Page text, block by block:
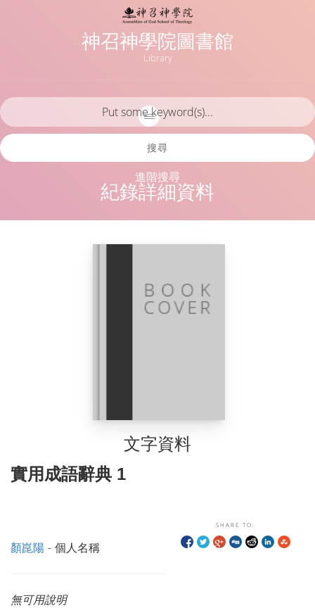
神召神學院圖書館
Library
紀錄詳細資料
搜尋
進階搜尋
文字資料
實用成語辭典 1
SHARE TO:
顏崑陽 - 個人名稱
無可用說明